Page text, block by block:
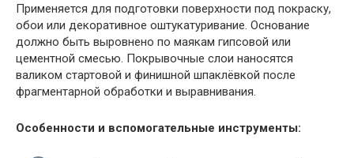
Применяется для подготовки поверхности под покраску,
обои или декоративное оштукатуривание. Основание
должно быть выровнено по маякам гипсовой или
цементной смесью. Покрывочные слои наносятся
валиком стартовой и финишной шпаклёвкой после
фрагментарной обработки и выравнивания.
Особенности и вспомогательные инструменты: